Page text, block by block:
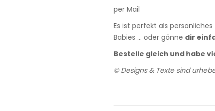
per Mail
Es ist perfekt als persönliches
Babies ... oder gönne dir
Bestelle gleich und habe
© Designs & Texte sind